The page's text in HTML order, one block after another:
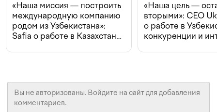
«Наша миссия — построить
международную компанию
родом из Узбекистана»:
Safia о работе в Казахстане,
«Наша цель —
вторыми»: CEO
о работе в
конкуренции и